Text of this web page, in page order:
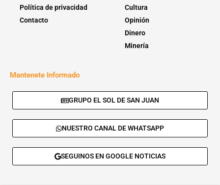
Política de privacidad
Contacto
Cultura
Opinión
Dinero
Minería
Mantenete Informado
GRUPO EL SOL DE SAN JUAN
NUESTRO CANAL DE WHATSAPP
SEGUINOS EN GOOGLE NOTICIAS